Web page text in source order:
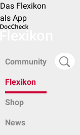
Das Flexikon
als App
Community
Flexikon
Shop
News